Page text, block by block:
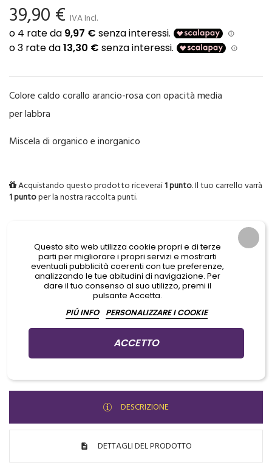
39,90 € IVA Incl.
Colore caldo corallo arancio-rosa con opacità media
per labbra
Miscela di organico e inorganico
Acquistando questo prodotto riceverai1punto. Il tuo carrello varrà
1puntoper la nostra raccolta punti.
QUANTITÀ
AGGIUNGI AL CARRELLO 
Acquista 119,00 € (iva incl.) di prodotti per ottenere la spedizione
gratuita!
DESCRIZIONE
DETTAGLI DEL PRODOTTO
Questo sito web utilizza cookie propri e di terze
parti per migliorare i propri servizi e mostrarti
eventuali pubblicità coerenti con tue preferenze,
analizzando le tue abitudini di navigazione. Per
dare il tuo consenso al suo utilizzo, premi il
pulsante Accetta.
PIÚ INFO
PERSONALIZZARE I COOKIE
ACCETTO